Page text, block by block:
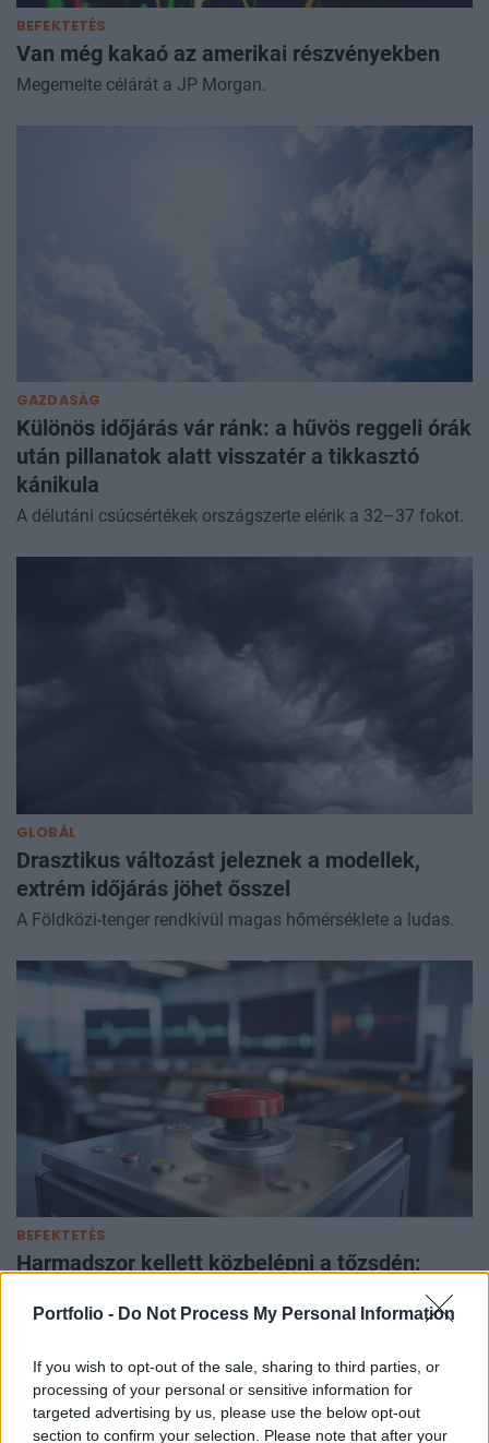
Portfolio - Do Not Process My Personal Information
If you wish to opt-out of the sale, sharing to third parties, or
processing of your personal or sensitive information for
targeted advertising by us, please use the below opt-out
section to confirm your selection. Please note that after your
BEFEKTETÉS
Van még kakaó az amerikai részvényekben
Megemelte célárát a JP Morgan.
GAZDASÁG
Különös időjárás vár ránk: a hűvös reggeli órák
után pillanatok alatt visszatér a tikkasztó
kánikula
A délutáni csúcsértékek országszerte elérik a 32–37 fokot.
GLOBÁL
Drasztikus változást jeleznek a modellek,
extrém időjárás jöhet ősszel
A Földközi-tenger rendkívül magas hőmérséklete a ludas.
BEFEKTETÉS
Harmadszor kellett közbelépni a tőzsdén:
izgalmas piacon